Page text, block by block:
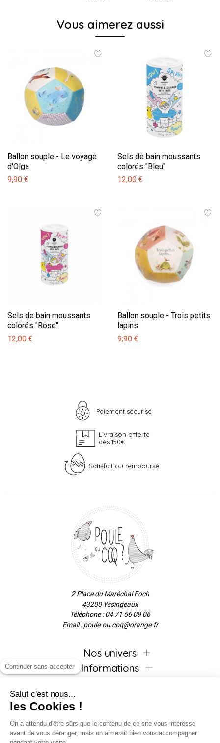
Vous aimerez aussi
Ballon souple - Le voyage
d'Olga
9,90 €
Sels de bain moussants
colorés "Bleu"
12,00 €
Sels de bain moussants
colorés "Rose"
12,00 €
Ballon souple - Trois petits
lapins
9,90 €
Paiement sécurisé
Livraison offerte
dès 150€
Satisfait ou remboursé
2 Place du Maréchal Foch
43200 Yssingeaux
Téléphone : 04 71 56 09 06
Email : poule.ou.coq@orange.fr
Nos univers
Informations
Inscrivez-vous à la newsletter !
Continuer sans accepter
Salut c'est nous...
les Cookies !
On a attendu d'être sûrs que le contenu de ce site vous intéresse
avant de vous déranger, mais on aimerait bien vous accompagner